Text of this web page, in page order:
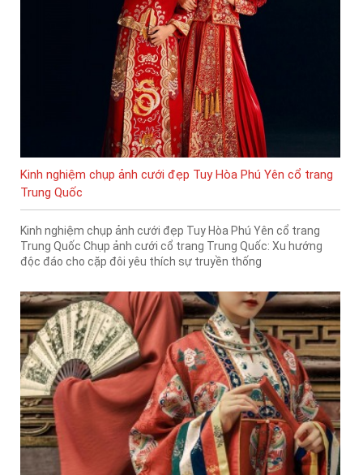
Kinh nghiệm chụp ảnh cưới đẹp Tuy Hòa Phú Yên cổ trang
Trung Quốc
Kinh nghiệm chụp ảnh cưới đẹp Tuy Hòa Phú Yên cổ trang
Trung Quốc Chụp ảnh cưới cổ trang Trung Quốc: Xu hướng
độc đáo cho cặp đôi yêu thích sự truyền thống